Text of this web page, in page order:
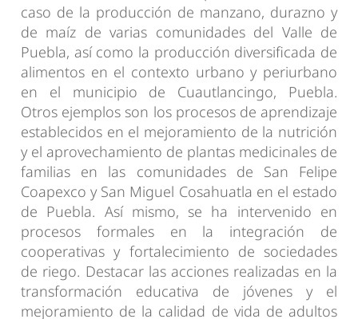
caso de la producción de manzano, durazno y
de maíz de varias comunidades del Valle de
Puebla, así como la producción diversificada de
alimentos en el contexto urbano y periurbano
en el municipio de Cuautlancingo, Puebla.
Otros ejemplos son los procesos de aprendizaje
establecidos en el mejoramiento de la nutrición
y el aprovechamiento de plantas medicinales de
familias en las comunidades de San Felipe
Coapexco y San Miguel Cosahuatla en el estado
de Puebla. Así mismo, se ha intervenido en
procesos formales en la integración de
cooperativas y fortalecimiento de sociedades
de riego. Destacar las acciones realizadas en la
transformación educativa de jóvenes y el
mejoramiento de la calidad de vida de adultos